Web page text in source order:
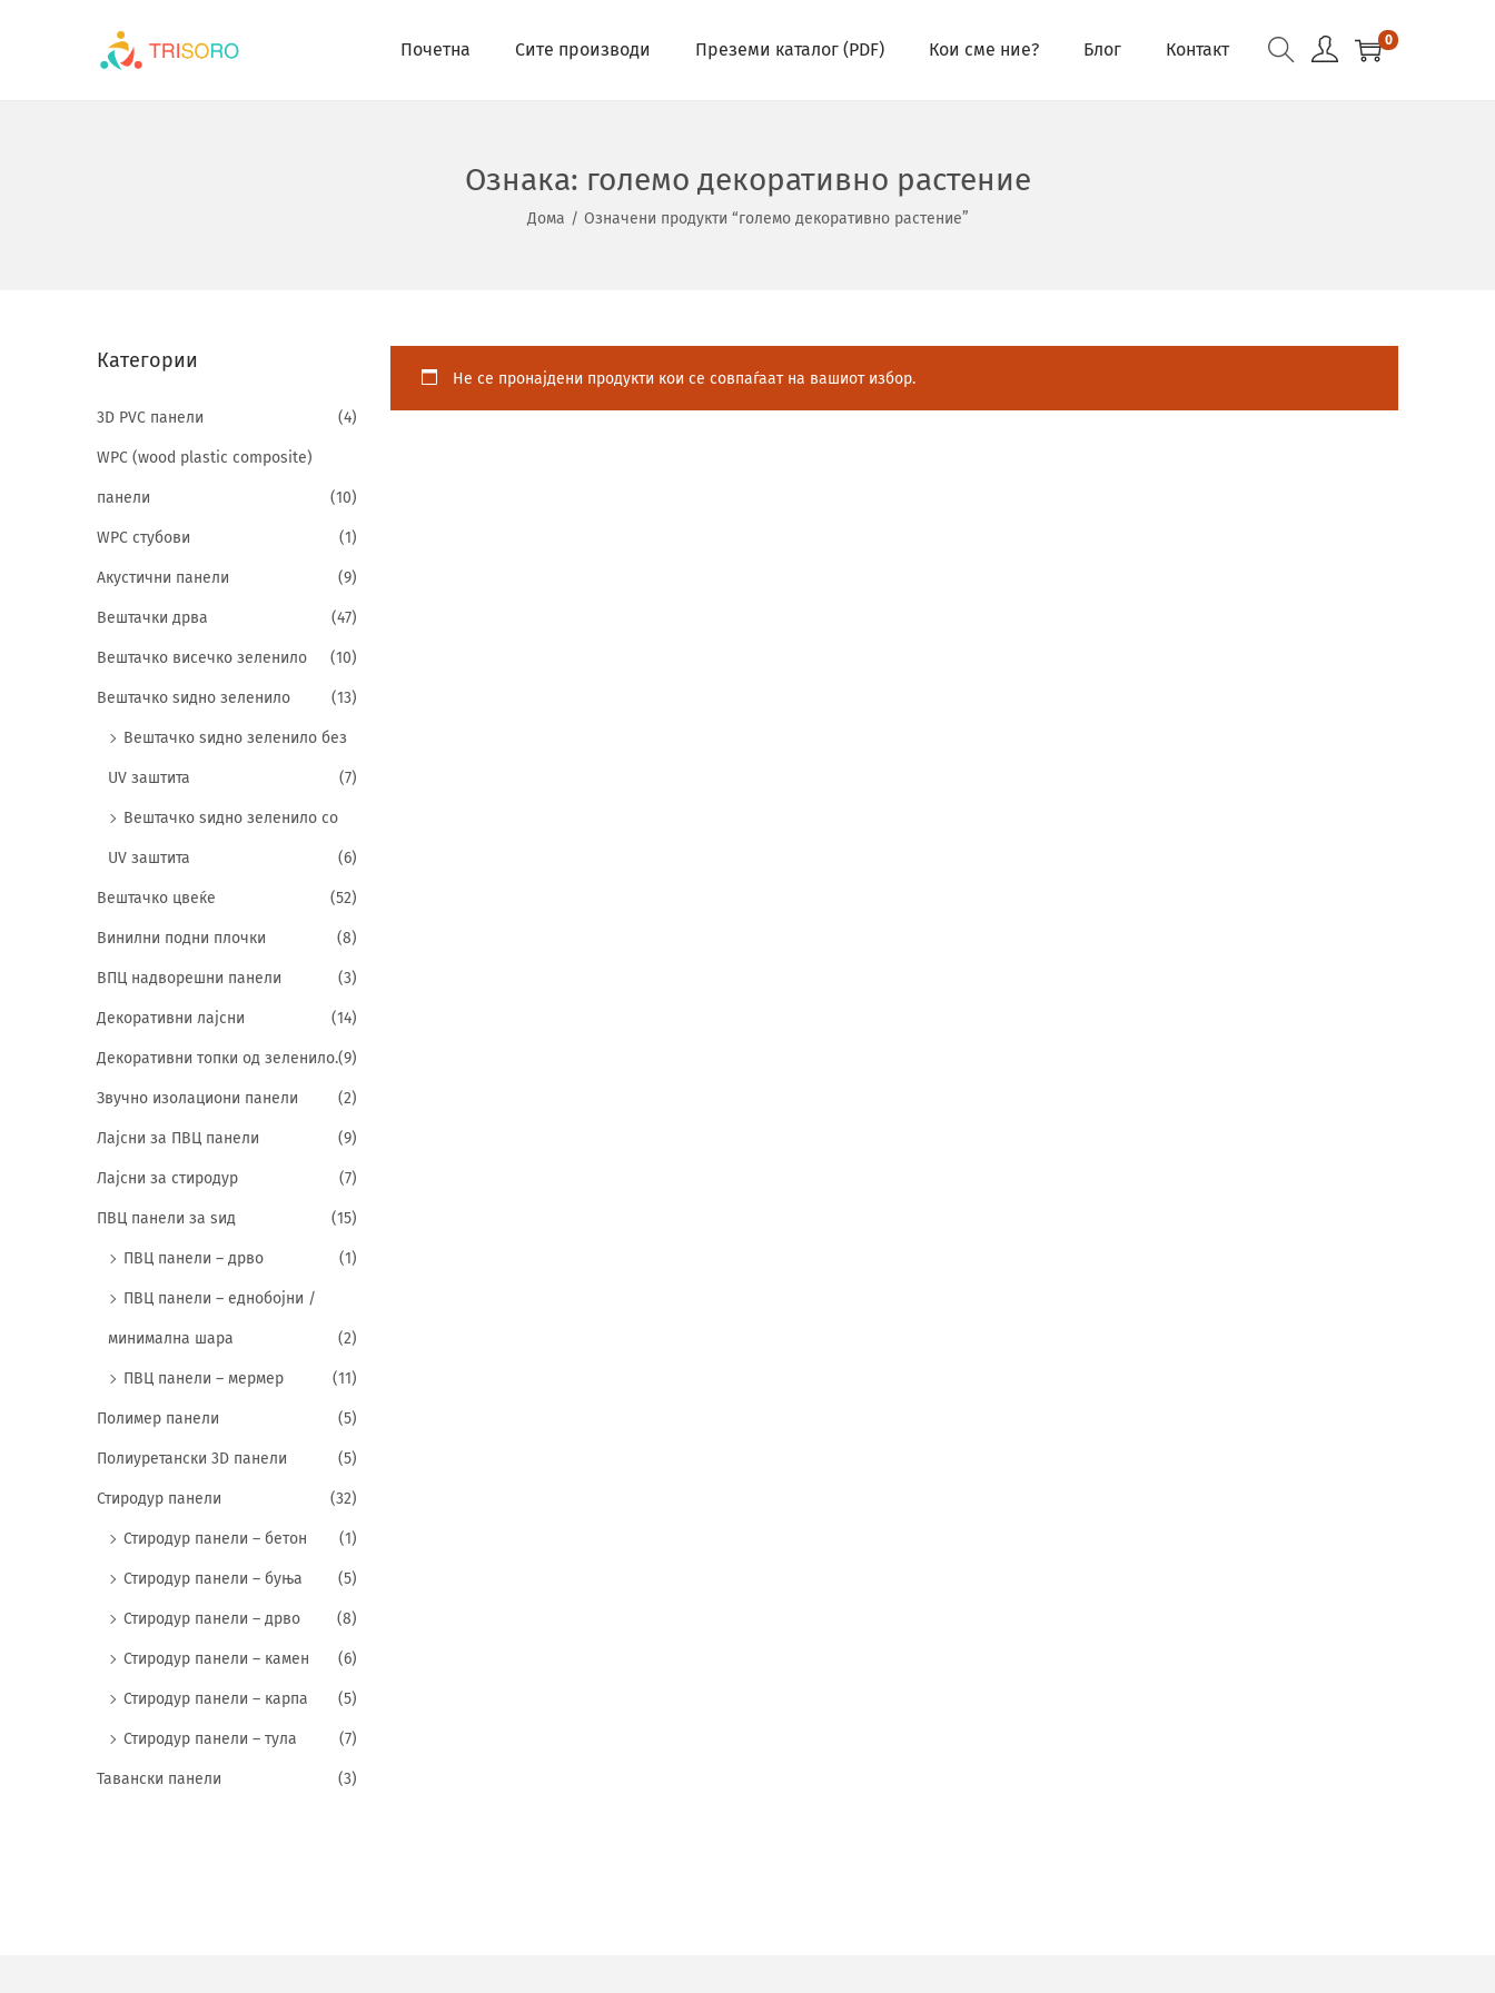
Почетна Сите производи Преземи каталог (PDF) Кои сме ние? Блог Контакт 0
Ознака: големо декоративно растение
Дома / Означени продукти “големо декоративно растение”
Не се пронајдени продукти кои се совпаѓаат на вашиот избор.
Категории
3D PVC панели (4)
WPC (wood plastic composite)
панели (10)
WPC стубови (1)
Акустични панели (9)
Вештачки дрва (47)
Вештачко висечко зеленило (10)
Вештачко ѕидно зеленило (13)
Вештачко ѕидно зеленило без
UV заштита (7)
Вештачко ѕидно зеленило со
UV заштита (6)
Вештачко цвеќе (52)
Винилни подни плочки (8)
ВПЦ надворешни панели (3)
Декоративни лајсни (14)
Декоративни топки од зеленило.(9)
Звучно изолациони панели (2)
Лајсни за ПВЦ панели (9)
Лајсни за стиродур (7)
ПВЦ панели за ѕид (15)
ПВЦ панели – дрво (1)
ПВЦ панели – еднобојни /
минимална шара (2)
ПВЦ панели – мермер (11)
Полимер панели (5)
Полиуретански 3D панели (5)
Стиродур панели (32)
Стиродур панели – бетон (1)
Стиродур панели – буња (5)
Стиродур панели – дрво (8)
Стиродур панели – камен (6)
Стиродур панели – карпа (5)
Стиродур панели – тула (7)
Тавански панели (3)